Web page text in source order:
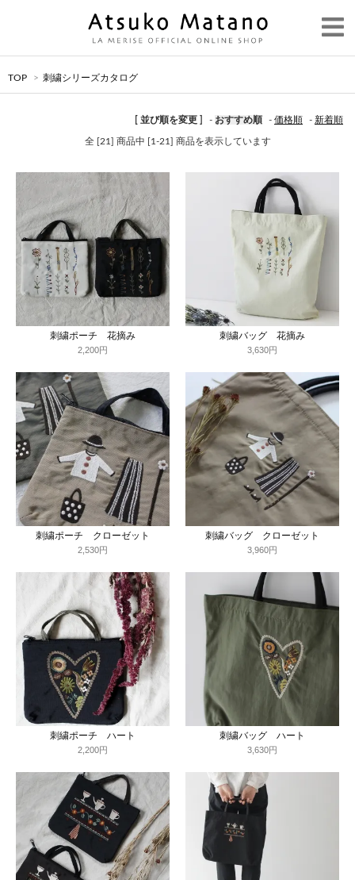
TOP > 刺繍シリーズカタログ
[ 並び順を変更 ] - おすすめ順 - 価格順 - 新着順
全 [21] 商品中 [1-21] 商品を表示しています
刺繍ポーチ 花摘み
2,200円
刺繍バッグ 花摘み
3,630円
刺繍ポーチ クローゼット
2,530円
刺繍バッグ クローゼット
3,960円
刺繍ポーチ ハート
2,200円
刺繍バッグ ハート
3,630円